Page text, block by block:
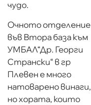
чудо.
Очното отделение
във Втора база към
УМБАЛ“Др. Георги
Странски“ в гр
Плевен е много
натоварено винаги,
но хората, които